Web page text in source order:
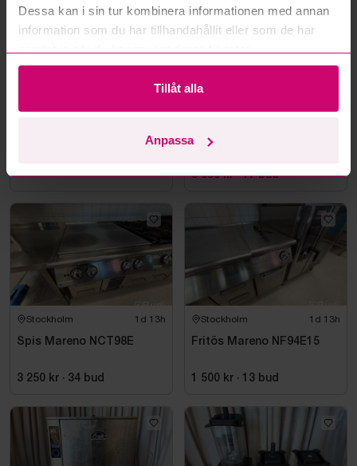
Dessa kan i sin tur kombinera informationen med annan
information som du har tillhandahållit eller som de har
Tillåt alla
Anpassa
Falun 3d 15h Stockholm 10d 15h
Vinkyl GEMM WL 5/2 22,
för rött och vitt vin, 155 x
5 050 kr ·17 bud
Stockholm 1d 13h
Spis Mareno NCT98E
3 250 kr · 34 bud
Stockholm 1d 13h
Fritös Mareno NF94E15
1 500 kr · 13 bud